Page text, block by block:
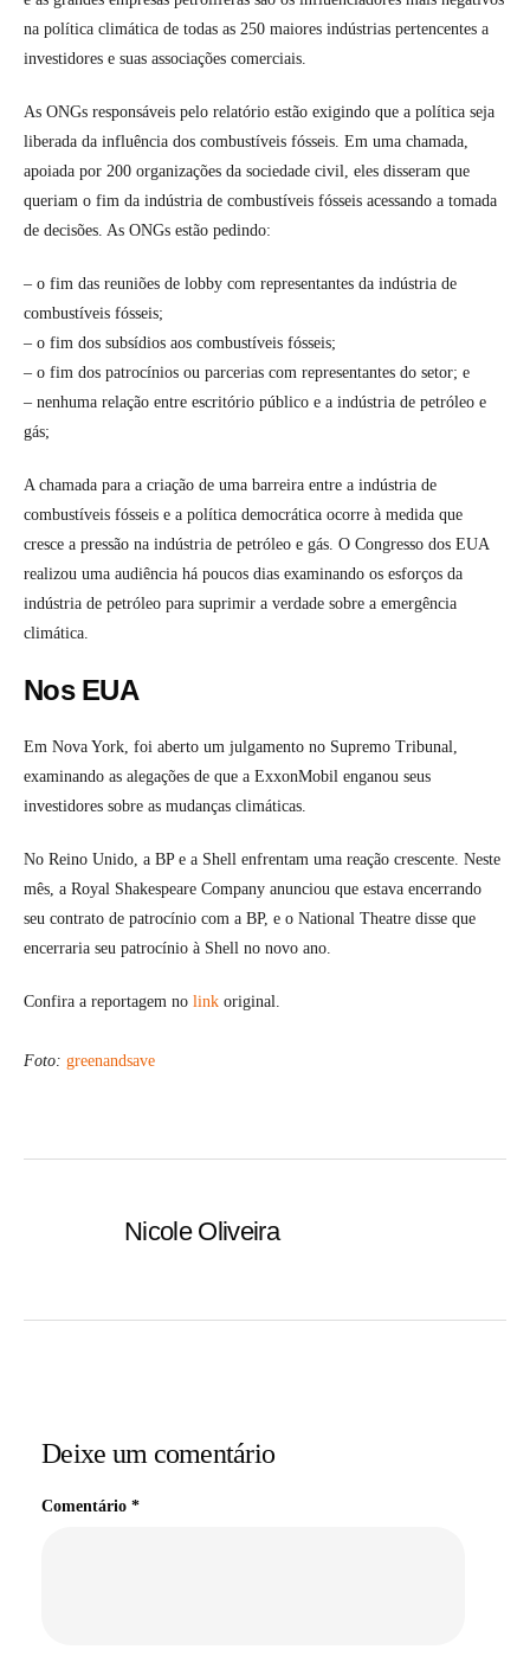
na política climática de todas as 250 maiores indústrias pertencentes a
investidores e suas associações comerciais.
As ONGs responsáveis ​​pelo relatório estão exigindo que a política seja
liberada da influência dos combustíveis fósseis. Em uma chamada,
apoiada por 200 organizações da sociedade civil, eles disseram que
queriam o fim da indústria de combustíveis fósseis acessando a tomada
de decisões. As ONGs estão pedindo:
– o fim das reuniões de lobby com representantes da indústria de
combustíveis fósseis;
– o fim dos subsídios aos combustíveis fósseis;
– o fim dos patrocínios ou parcerias com representantes do setor; e
– nenhuma relação entre escritório público e a indústria de petróleo e
gás;
A chamada para a criação de uma barreira entre a indústria de
combustíveis fósseis e a política democrática ocorre à medida que
cresce a pressão na indústria de petróleo e gás. O Congresso dos EUA
realizou uma audiência há poucos dias examinando os esforços da
indústria de petróleo para suprimir a verdade sobre a emergência
climática.
Nos EUA
Em Nova York, foi aberto um julgamento no Supremo Tribunal,
examinando as alegações de que a ExxonMobil enganou seus
investidores sobre as mudanças climáticas.
No Reino Unido, a BP e a Shell enfrentam uma reação crescente. Neste
mês, a Royal Shakespeare Company anunciou que estava encerrando
seu contrato de patrocínio com a BP, e o National Theatre disse que
encerraria seu patrocínio à Shell no novo ano.
Confira a reportagem no link original.
Foto: greenandsave
Nicole Oliveira
Deixe um comentário
Comentário *